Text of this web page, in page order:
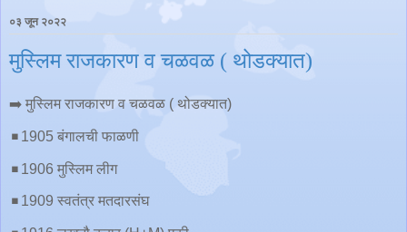
०३ जून २०२२
मुस्लिम राजकारण व चळवळ ( थोडक्यात)
➡️ मुस्लिम राजकारण व चळवळ ( थोडक्यात)
◾️1905 बंगालची फाळणी
◾️1906 मुस्लिम लीग
◾️1909 स्वतंत्र मतदारसंघ